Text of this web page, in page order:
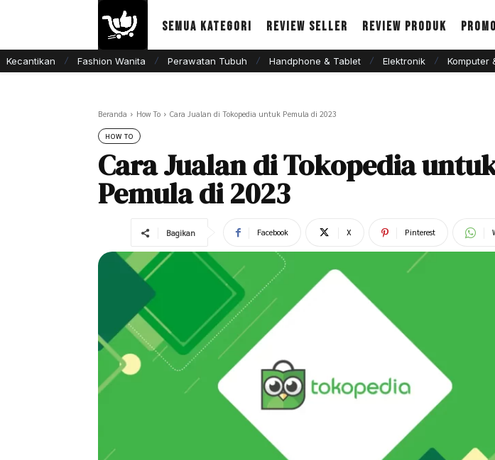
Semua Kategori Review Seller Review Produk Promo
Kecantikan Fashion Wanita Perawatan Tubuh Handphone & Tablet Elektronik Komputer
Beranda How To Cara Jualan di Tokopedia untuk Pemula di 2023
HOW TO
Cara Jualan di Tokopedia
Pemula di 2023
Bagikan Facebook X Pinterest